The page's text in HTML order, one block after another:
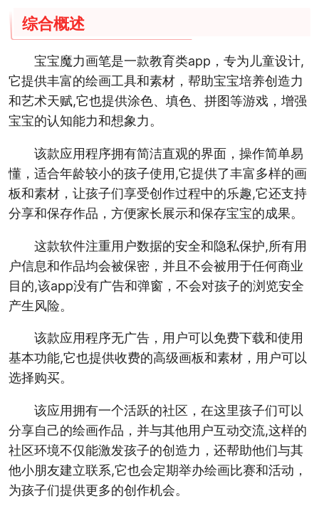
综合概述
宝宝魔力画笔是一款教育类app，专为儿童设计,
它提供丰富的绘画工具和素材，帮助宝宝培养创造力
和艺术天赋,它也提供涂色、填色、拼图等游戏，增强
宝宝的认知能力和想象力。
该款应用程序拥有简洁直观的界面，操作简单易
懂，适合年龄较小的孩子使用,它提供了丰富多样的画
板和素材，让孩子们享受创作过程中的乐趣,它还支持
分享和保存作品，方便家长展示和保存宝宝的成果。
这款软件注重用户数据的安全和隐私保护,所有用
户信息和作品均会被保密，并且不会被用于任何商业
目的,该app没有广告和弹窗，不会对孩子的浏览安全
产生风险。
该款应用程序无广告，用户可以免费下载和使用
基本功能,它也提供收费的高级画板和素材，用户可以
选择购买。
该应用拥有一个活跃的社区，在这里孩子们可以
分享自己的绘画作品，并与其他用户互动交流,这样的
社区环境不仅能激发孩子的创造力，还帮助他们与其
他小朋友建立联系,它也会定期举办绘画比赛和活动，
为孩子们提供更多的创作机会。